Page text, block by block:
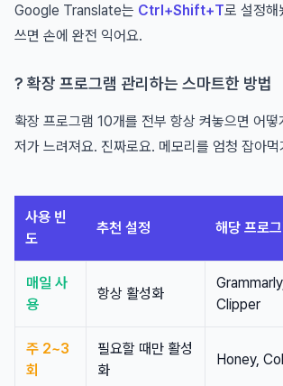
Google Translate는 Ctrl+Shift+T로 설정해
쓰면 손에 완전 익어요.
?️ 확장 프로그램 관리하는 스마트한 방법
확장 프로그램 10개를 전부 항상 켜놓으면 어떻
저가 느려져요. 진짜로요. 메모리를 엄청 잡아먹
사용 빈
도
추천 설정 해당 프로
매일 사
용
항상 활성화
Clipper
주 2~3
회
필요할 때만 활성
화
Honey,